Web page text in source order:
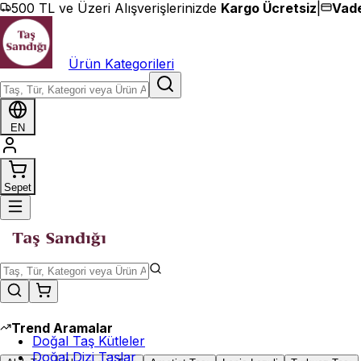
İçeriğe geç
500 TL ve Üzeri Alışverişlerinizde Kargo Ücretsiz
Ürün Kategorileri
EN
Sepet
Trend Aramalar
Doğal Taş Kütleler
Doğal Dizi Taşlar